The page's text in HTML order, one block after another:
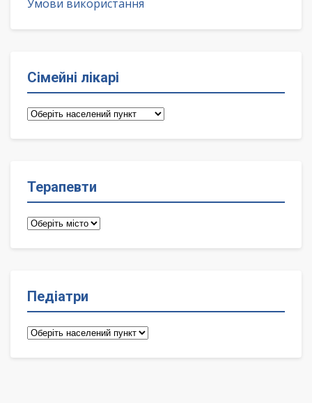
Умови використання
Сімейні лікарі
Сімейні
Терапевти
Терапевти
Педіатри
Педіатри